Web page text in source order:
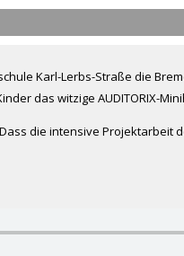
Karl-Lerbs-Straße die
das witzige AUDITORIX-
die intensive Projektarbeit